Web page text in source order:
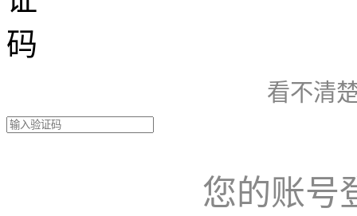
看不清
您的账号